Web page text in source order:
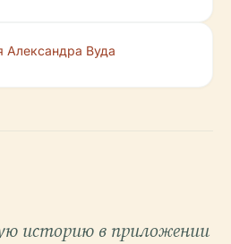
Александра Вуда
историю в приложении